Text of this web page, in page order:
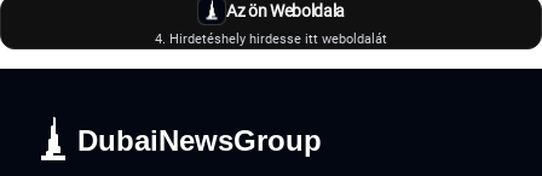
Az ön Weboldala
4. Hirdetéshely hirdesse itt weboldalát
DubaiNewsGroup